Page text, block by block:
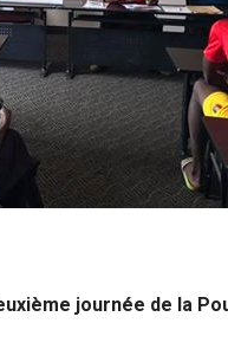
journée de la